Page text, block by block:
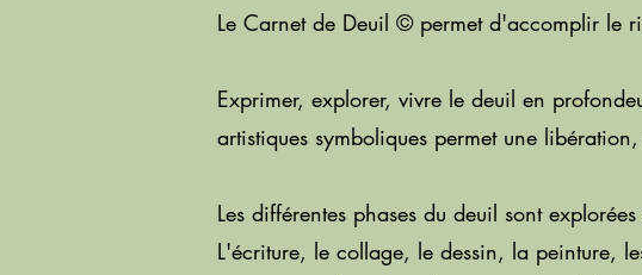
Le Carnet de Deuil © permet d'accomplir le
Exprimer, explorer, vivre le deuil en
artistiques symboliques permet une
Les différentes phases du deuil sont
L'écriture, le collage, le dessin, la peinture,